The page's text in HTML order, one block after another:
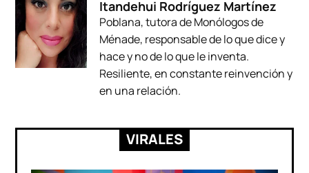
Itandehui Rodríguez Martínez
Poblana, tutora de Monólogos de
Ménade, responsable de lo que dice y
hace y no de lo que le inventa.
Resiliente, en constante reinvención y
en una relación.
VIRALES